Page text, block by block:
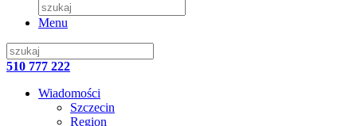
Menu
510 777 222
Wiadomości
Szczecin
Region